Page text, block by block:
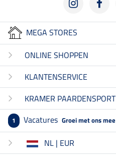
MEGA STORES
ONLINE SHOPPEN
KLANTENSERVICE
KRAMER PAARDENSPORT
1 Vacatures Groei met ons mee
NL | EUR